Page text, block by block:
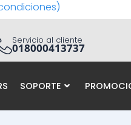
Servicio al cliente
018000413737
SOPORTE